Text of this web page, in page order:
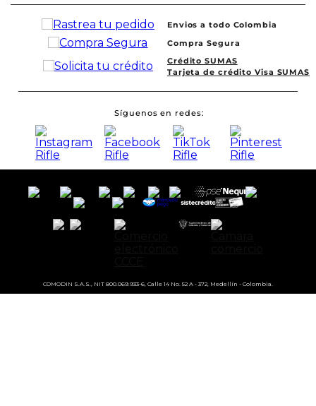
Envios a todo Colombia
Compra Segura
Crédito SUMAS
Tarjeta de crédito Visa SUMAS
Síguenos en redes
COMODIN S.A.S., NIT 800.069.933-6, Calle 14 No. 52 A - 372, Medellín - Colombia.